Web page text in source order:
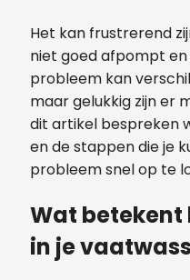
Het kan frustrerend
niet goed afpompt
probleem kan
maar gelukkig zijn er
dit artikel bespreken
en de stappen die je
probleem snel op te
Wat betekent
in je